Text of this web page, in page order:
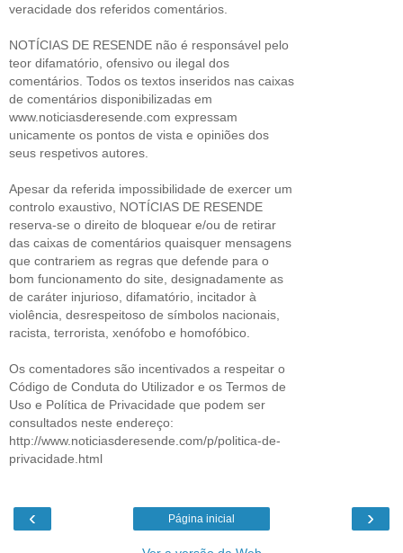
veracidade dos referidos comentários.
NOTÍCIAS DE RESENDE não é responsável pelo
teor difamatório, ofensivo ou ilegal dos
comentários. Todos os textos inseridos nas caixas
de comentários disponibilizadas em
www.noticiasderesende.com expressam
unicamente os pontos de vista e opiniões dos
seus respetivos autores.
Apesar da referida impossibilidade de exercer um
controlo exaustivo, NOTÍCIAS DE RESENDE
reserva-se o direito de bloquear e/ou de retirar
das caixas de comentários quaisquer mensagens
que contrariem as regras que defende para o
bom funcionamento do site, designadamente as
de caráter injurioso, difamatório, incitador à
violência, desrespeitoso de símbolos nacionais,
racista, terrorista, xenófobo e homofóbico.
Os comentadores são incentivados a respeitar o
Código de Conduta do Utilizador e os Termos de
Uso e Política de Privacidade que podem ser
consultados neste endereço:
http://www.noticiasderesende.com/p/politica-de-
privacidade.html
‹ ›
Página inicial